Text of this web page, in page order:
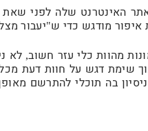
האינטרנט שלה לפני שאת
איפור מודגש כדי ש"יעבור
מהוות כלי עזר חשוב, לא
שימת דגש על חוות דעת
בה תוכלי להתרשם